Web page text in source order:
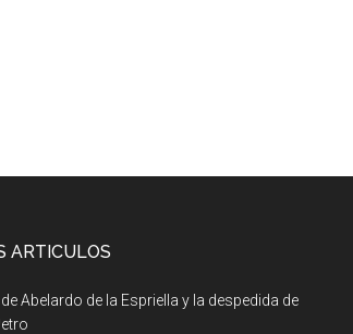
ARTICULOS
Abelardo de la Espriella y la despedida de